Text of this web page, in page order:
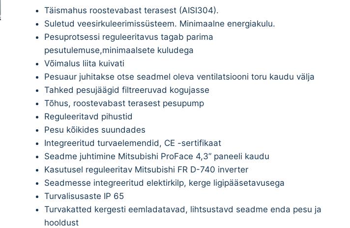
Täismahus roostevabast terasest (AISI304).
Suletud veesirkuleerimissüsteem. Minimaalne energiakulu.
Pesuprotsessi reguleeritavus tagab parima
pesutulemuse,minimaalsete kuludega
Võimalus liita kuivati
Pesuaur juhitakse otse seadmel oleva ventilatsiooni toru kaudu välja
Tahked pesujäägid filtreeruvad kogujasse
Tõhus, roostevabast terasest pesupump
Reguleeritavd pihustid
Pesu kõikides suundades
Integreeritud turvaelemendid, CE -sertifikaat
Seadme juhtimine Mitsubishi ProFace 4,3” paneeli kaudu
Kasutusel reguleeritav Mitsubishi FR D-740 inverter
Seadmesse integreeritud elektirkilp, kerge ligipääsetavusega
Turvalisusaste IP 65
Turvakatted kergesti eemladatavad, lihtsustavd seadme enda pesu ja
hooldust